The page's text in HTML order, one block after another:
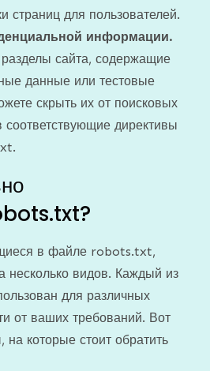
страниц для пользователей.
информации.
сайта, содержащие
данные или тестовые
скрыть их от поисковых
соответствующие директивы
в файле robots.txt,
несколько видов. Каждый из
для различных
от ваших требований. Вот
которые стоит обратить